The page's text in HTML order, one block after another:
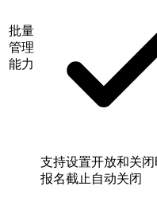
批量
管理
能力
支持设置开放和关
报名截止自动关闭